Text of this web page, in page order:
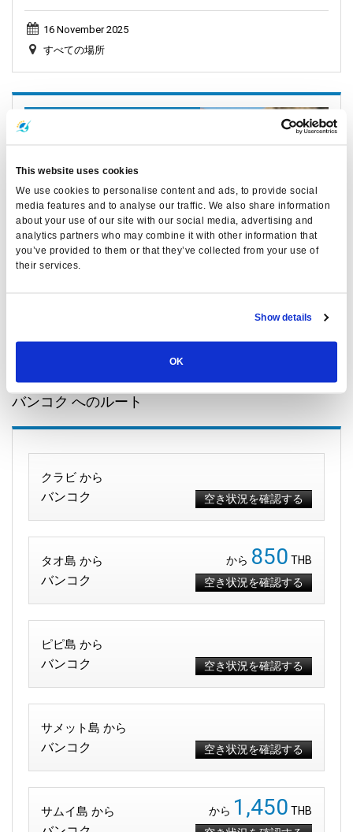
This website uses cookies
We use cookies to personalise content and ads, to provide social
media features and to analyse our traffic. We also share information
about your use of our site with our social media, advertising and
analytics partners who may combine it with other information that
you’ve provided to them or that they’ve collected from your use of
their services.
Show details
OK
16 November 2025
すべての場所
バンコク へのルート
クラビ から
バンコク 空き状況を確認する
タオ島 から
バンコク
から 850 THB
空き状況を確認する
ピピ島 から
バンコク 空き状況を確認する
サメット島 から
バンコク 空き状況を確認する
サムイ島 から から 1,450 THB